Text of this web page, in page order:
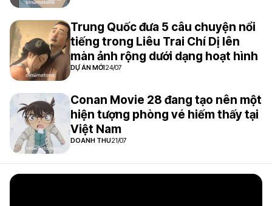
Trung Quốc đưa 5 câu chuyện nổi
tiếng trong Liêu Trai Chí Dị lên
màn ảnh rộng dưới dạng hoạt hình
DỰ ÁN MỚI24/07
Conan Movie 28 đang tạo nên một
hiện tượng phòng vé hiếm thấy tại
Việt Nam
DOANH THU21/07